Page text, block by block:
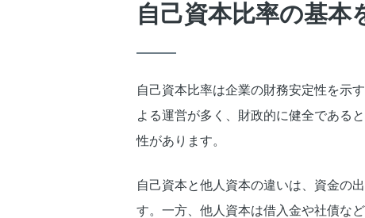
自己資本比率の基本
自己資本比率は企業の財務安定性を示
よる運営が多く、財政的に健全である
性があります。
自己資本と他人資本の違いは、資金の
す。一方、他人資本は借入金や社債な